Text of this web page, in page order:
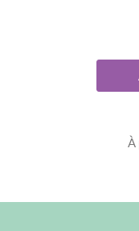
À